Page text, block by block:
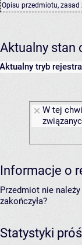
Opisu przedmiotu,
Aktualny stan
Aktualny tryb
W tej
Informacje o
Przedmiot nie
zakończyła?
Statystyki